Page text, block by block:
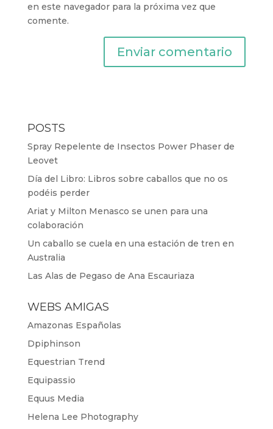
en este navegador para la próxima vez que
comente.
POSTS
Spray Repelente de Insectos Power Phaser de
Leovet
Día del Libro: Libros sobre caballos que no os
podéis perder
Ariat y Milton Menasco se unen para una
colaboración
Un caballo se cuela en una estación de tren en
Australia
Las Alas de Pegaso de Ana Escauriaza
WEBS AMIGAS
Amazonas Españolas
Dpiphinson
Equestrian Trend
Equipassio
Equus Media
Helena Lee Photography